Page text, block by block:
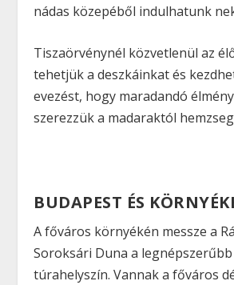
nádas közepéből indulhatunk
Tiszaörvénynél közvetlenül az
tehetjük a deszkáinkat és
evezést, hogy maradandó
szerezzük a madaraktól
BUDAPEST ÉS
A főváros környékén messze a
Soroksári Duna a legnépszerűbb
túrahelyszín. Vannak a főváros